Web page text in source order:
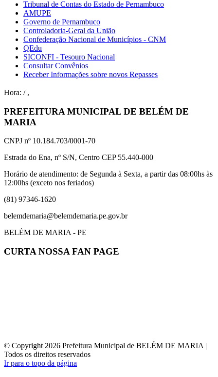
Tribunal de Contas do Estado de Pernambuco
AMUPE
Governo de Pernambuco
Controladoria-Geral da União
Confederação Nacional de Municípios - CNM
QEdu
SICONFI - Tesouro Nacional
Consultar Convênios
Receber Informações sobre novos Repasses
Hora: / ,
PREFEITURA MUNICIPAL DE BELÉM DE
MARIA
CNPJ nº 10.184.703/0001-70
Estrada do Ena, nº S/N, Centro CEP 55.440-000
Horário de atendimento: de Segunda à Sexta, a partir das 08:00hs às
12:00hs (exceto nos feriados)
(81) 97346-1620
belemdemaria@belemdemaria.pe.gov.br
BELÉM DE MARIA - PE
CURTA NOSSA FAN PAGE
© Copyright 2026 Prefeitura Municipal de BELÉM DE MARIA |
Todos os direitos reservados
Ir para o topo da página